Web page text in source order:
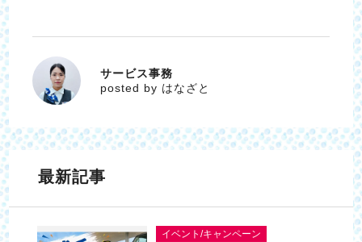
はなざと
サービス事務
posted by はなざと
最新記事
イベント/キャンペーン